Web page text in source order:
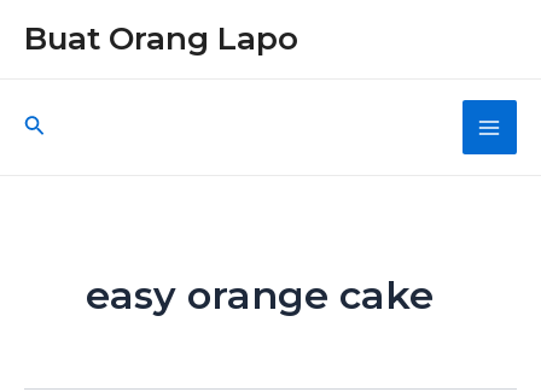
Buat Orang Lapo
Search
Main
easy orange cake